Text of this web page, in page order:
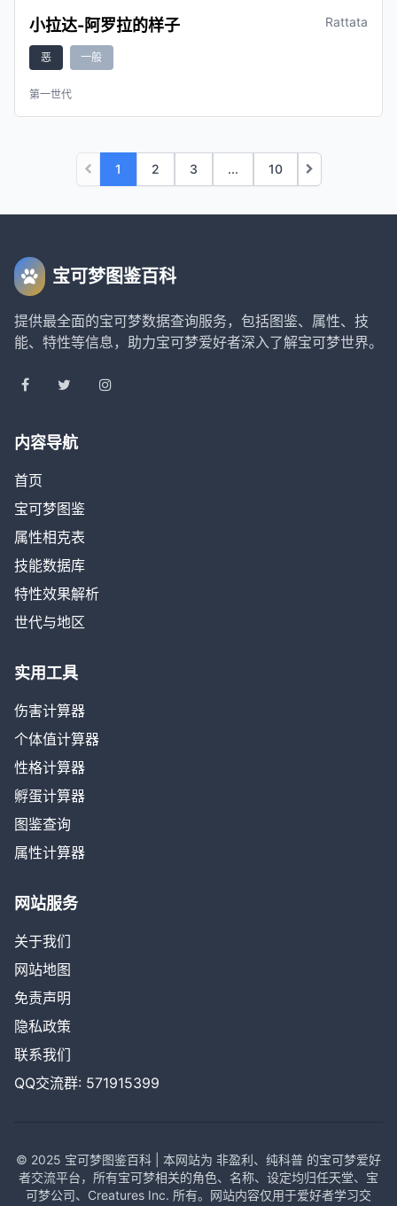
小拉达-阿罗拉的样子 Rattata
恶 一般
第一世代
1 2 3 ... 10
宝可梦图鉴百科
提供最全面的宝可梦数据查询服务，包括图鉴、属性、技
能、特性等信息，助力宝可梦爱好者深入了解宝可梦世界。
内容导航
首页
宝可梦图鉴
属性相克表
技能数据库
特性效果解析
世代与地区
实用工具
伤害计算器
个体值计算器
性格计算器
孵蛋计算器
图鉴查询
属性计算器
网站服务
关于我们
网站地图
免责声明
隐私政策
联系我们
QQ交流群: 571915399
© 2025 宝可梦图鉴百科 | 本网站为 非盈利、纯科普 的宝可梦爱好
者交流平台，所有宝可梦相关的角色、名称、设定均归任天堂、宝
可梦公司、Creatures Inc. 所有。网站内容仅用于爱好者学习交